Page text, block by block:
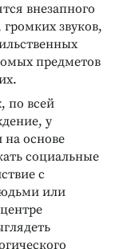
внезапного
звуков,
предметов
по всей
у
на основе
социальные
с
или